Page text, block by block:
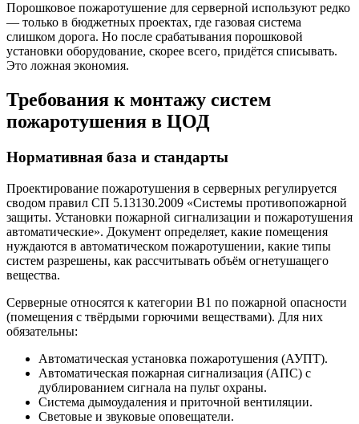
Порошковое пожаротушение для серверной используют редко
— только в бюджетных проектах, где газовая система
слишком дорога. Но после срабатывания порошковой
установки оборудование, скорее всего, придётся списывать.
Это ложная экономия.
Требования к монтажу систем
пожаротушения в ЦОД
Нормативная база и стандарты
Проектирование пожаротушения в серверных регулируется
сводом правил СП 5.13130.2009 «Системы противопожарной
защиты. Установки пожарной сигнализации и пожаротушения
автоматические». Документ определяет, какие помещения
нуждаются в автоматическом пожаротушении, какие типы
систем разрешены, как рассчитывать объём огнетушащего
вещества.
Серверные относятся к категории В1 по пожарной опасности
(помещения с твёрдыми горючими веществами). Для них
обязательны:
Автоматическая установка пожаротушения (АУПТ).
Автоматическая пожарная сигнализация (АПС) с
дублированием сигнала на пульт охраны.
Система дымоудаления и приточной вентиляции.
Световые и звуковые оповещатели.